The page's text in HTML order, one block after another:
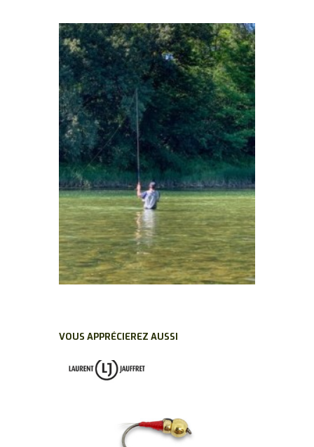
VOUS APPRÉCIEREZ AUSSI